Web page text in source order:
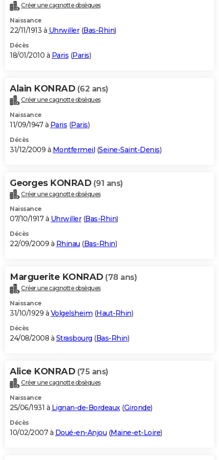
Créer une cagnotte obsèques
Naissance
22/11/1913 à Uhrwiller(Bas-Rhin)
Décès
18/01/2010 à Paris (Paris)
Alain KONRAD (62 ans)
Créer une cagnotte obsèques
Naissance
11/09/1947 à Paris (Paris)
Décès
31/12/2009 à Montfermeil (Seine-Saint-Denis)
Georges KONRAD (91 ans)
Créer une cagnotte obsèques
Naissance
07/10/1917 à Uhrwiller(Bas-Rhin)
Décès
22/09/2009 à Rhinau (Bas-Rhin)
Marguerite KONRAD (78 ans)
Créer une cagnotte obsèques
Naissance
31/10/1929 à Volgelsheim (Haut-Rhin)
Décès
24/08/2008 à Strasbourg (Bas-Rhin)
Alice KONRAD (75 ans)
Créer une cagnotte obsèques
Naissance
25/06/1931 à Lignan-de-Bordeaux(Gironde)
Décès
10/02/2007 à Doué-en-Anjou (Maine-et-Loire)